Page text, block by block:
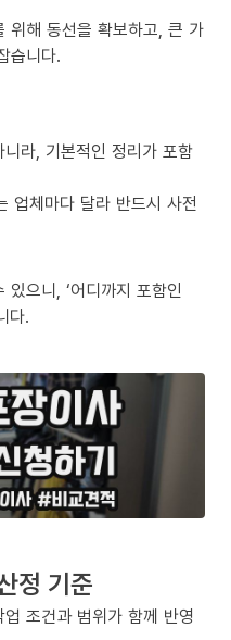
위해 동선을 확보하고, 큰 가
습니다.
라, 기본적인 정리가 포함
업체마다 달라 반드시 사전
으니, ‘어디까지 포함인
다.
정 기준
조건과 범위가 함께 반영